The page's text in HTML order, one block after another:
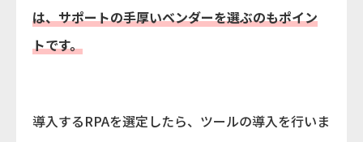
は、サポートの手厚いベンダーを選ぶのもポイン
トです。
導入するRPAを選定したら、ツールの導入を行いま